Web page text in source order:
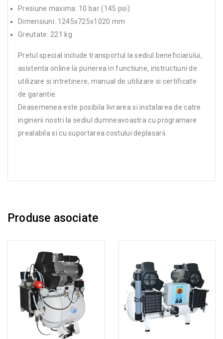
Presiune maxima: 10 bar (145 psi)
Dimensiuni: 1245x725x1020 mm
Greutate: 221 kg
Pretul special include transportul la sediul beneficiarului,
asistenta online la punerea in functiune, instructiuni de
utilizare si intretinere, manual de utilizare si certificate
de garantie.
Deasemenea este posibila livrarea si instalarea de catre
inginerii nostri la sediul dumneavoastra cu programare
prealabila si cu suportarea costului deplasarii.
Produse asociate